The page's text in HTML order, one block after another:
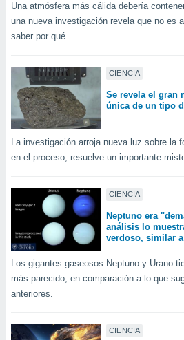
contenido
coste.
a la
la
todas
ya sean
nuestros
nos
perfil
y
en
más
ACEPTAR
CONTINUAR
CONFIGURACIÓN
Una atmósfera más cálida debería
una nueva investigación revela que no es
saber por qué.
CIENCIA
Se revela el gran
única de un tipo
La investigación arroja nueva luz sobre la
en el proceso, resuelve un importante
CIENCIA
Neptuno era
análisis lo
verdoso, similar
Los gigantes gaseosos Neptuno y Urano
más parecido, en comparación a lo que
anteriores.
CIENCIA